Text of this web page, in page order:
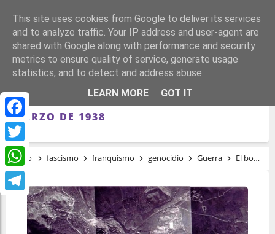
Facebook
Twitter
WhatsApp
Telegram
EL BOMBARDEO OLVIDADO: EL TERROR
CAYÓ DEL CIELO SOBRE ALCAÑIZ EN
MARZO DE 1938
Inicio fascismo franquismo genocidio Guerra El bombardeo olvidado: el terror cayó del cielo sobre Alcañiz en marzo de 1938
This site uses cookies from Google to deliver its services
and to analyze traffic. Your IP address and user-agent are
shared with Google along with performance and security
metrics to ensure quality of service, generate usage
statistics, and to detect and address abuse.
LEARN MORE
GOT IT